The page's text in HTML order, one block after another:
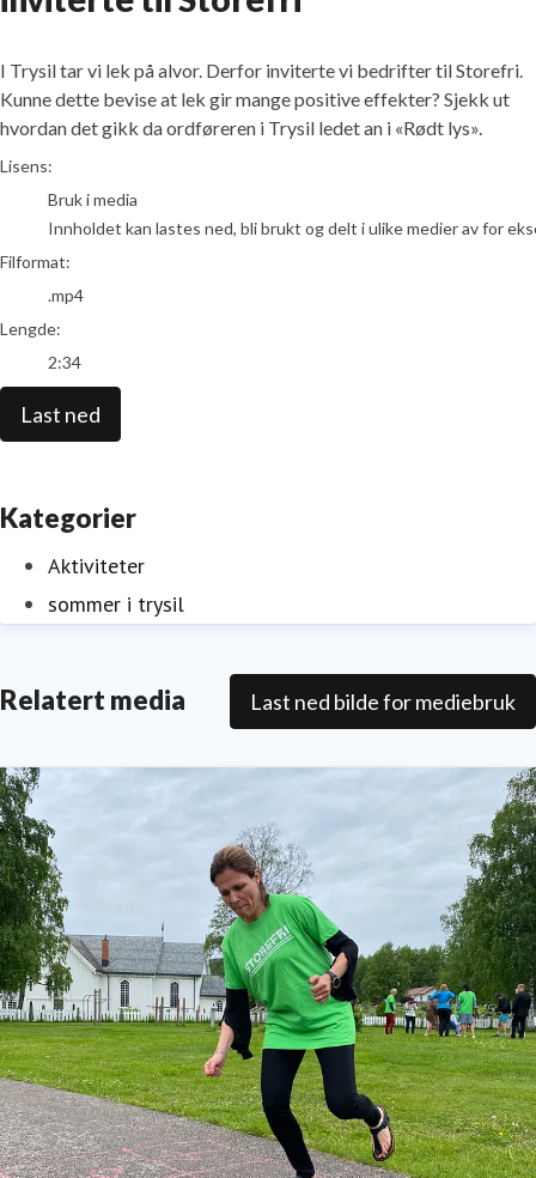
I Trysil tar vi lek på alvor. Derfor inviterte vi bedrifter til Storefri.
Kunne dette bevise at lek gir mange positive effekter? Sjekk ut
hvordan det gikk da ordføreren i Trysil ledet an i «Rødt lys».
go to media item
Lisens:
Bruk i media
Innholdet kan lastes ned, bli brukt og delt i ulike medier av for
Filformat:
.mp4
Lengde:
2:34
Last ned
Kategorier
Aktiviteter
sommer i trysil
Relatert media Last ned bilde for mediebruk